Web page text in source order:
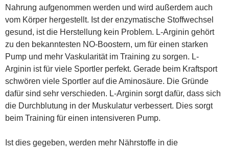
Nahrung aufgenommen werden und wird außerdem auch
vom Körper hergestellt. Ist der enzymatische Stoffwechsel
gesund, ist die Herstellung kein Problem. L-Arginin gehört
zu den bekanntesten NO-Boostern, um für einen starken
Pump und mehr Vaskularität im Training zu sorgen. L-
Arginin ist für viele Sportler perfekt. Gerade beim Kraftsport
schwören viele Sportler auf die Aminosäure. Die Gründe
dafür sind sehr verschieden. L-Arginin sorgt dafür, dass sich
die Durchblutung in der Muskulatur verbessert. Dies sorgt
beim Training für einen intensiveren Pump.
Ist dies gegeben, werden mehr Nährstoffe in die